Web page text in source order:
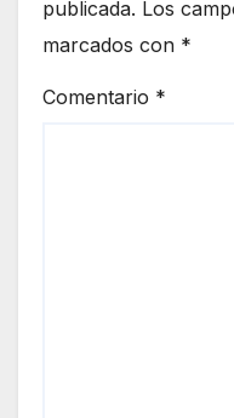
publicada. Los
marcados con *
Comentario *